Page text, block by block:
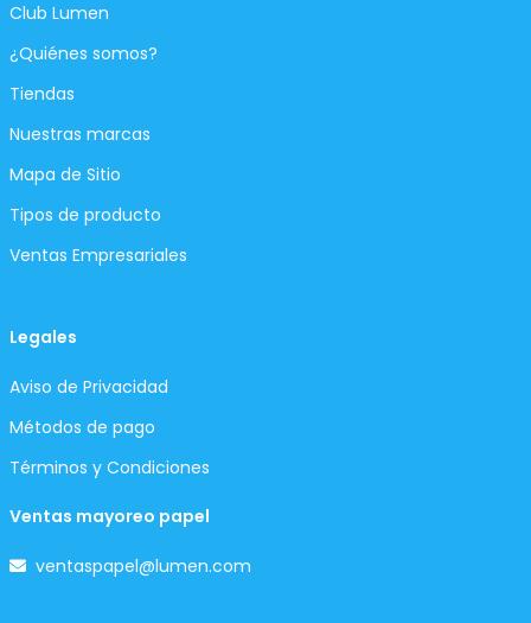
Club Lumen
¿Quiénes somos?
Tiendas
Nuestras marcas
Mapa de Sitio
Tipos de producto
Ventas Empresariales
Legales
Aviso de Privacidad
Métodos de pago
Términos y Condiciones
Ventas mayoreo papel
ventaspapel@lumen.com